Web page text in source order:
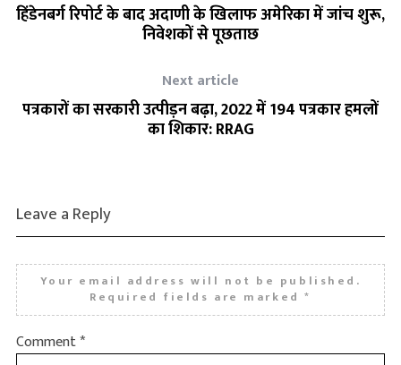
हिंडेनबर्ग रिपोर्ट के बाद अदाणी के खिलाफ अमेरिका में जांच शुरू,
निवेशकों से पूछताछ
Next article
पत्रकारों का सरकारी उत्पीड़न बढ़ा, 2022 में 194 पत्रकार हमलों
का शिकार: RRAG
Leave a Reply
Your email address will not be published.
Required fields are marked*
Comment*